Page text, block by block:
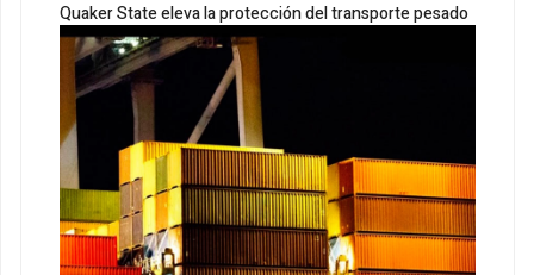
Quaker State eleva la protección del transporte pesado